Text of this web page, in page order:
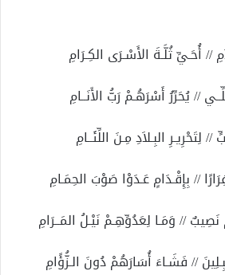
// أُحَـيِّ ثُلَّـةَ الأَسْـرَى الكِـرَامِ
// يُحَرِّرُ أَسْرَهُـمْ رَبُّ الأَنَــامِ
لِتَحْرِيـرِ البِـلاَدِ مِـنَ اللِّئَــامِ
// بِإِقْـدَامٍ عَـدَوْا صَوْبَ الحِمَـامِ
// وَمَـا لِعَدُوِّهِـمْ نَيْـلُ المَــرَامِ
// فَشَـاءَ أُسَارَهُمْ دُونَ الـزُّؤًامِ